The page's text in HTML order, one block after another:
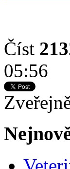
Číst
05:56